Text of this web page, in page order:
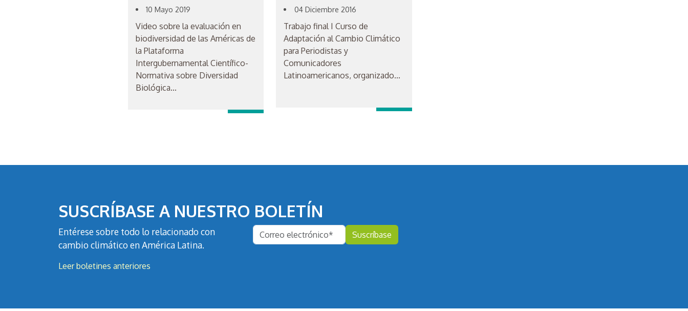
10 Mayo 2019
Video sobre la evaluación en
biodiversidad de las Américas de
la Plataforma
Intergubernamental Científico-
Normativa sobre Diversidad
Biológica...
04 Diciembre 2016
Trabajo final I Curso de
Adaptación al Cambio Climático
para Periodistas y
Comunicadores
Latinoamericanos, organizado...
SUSCRÍBASE A NUESTRO BOLETÍN
Entérese sobre todo lo relacionado con
cambio climático en América Latina.
Leer boletines anteriores